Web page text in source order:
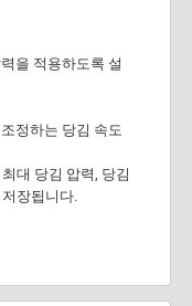
을 적용하도록 설
정하는 당김 속도
대 당김 압력, 당김
장됩니다.